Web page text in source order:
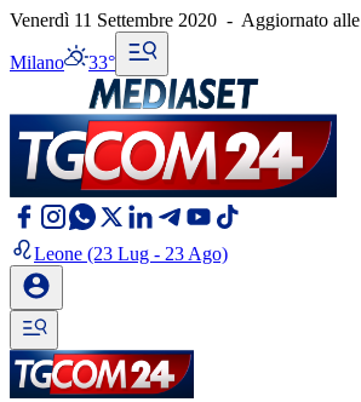
Venerdì 11 Settembre 2020 - Aggiornato alle
Milano 33°
Leone (23 Lug - 23 Ago)